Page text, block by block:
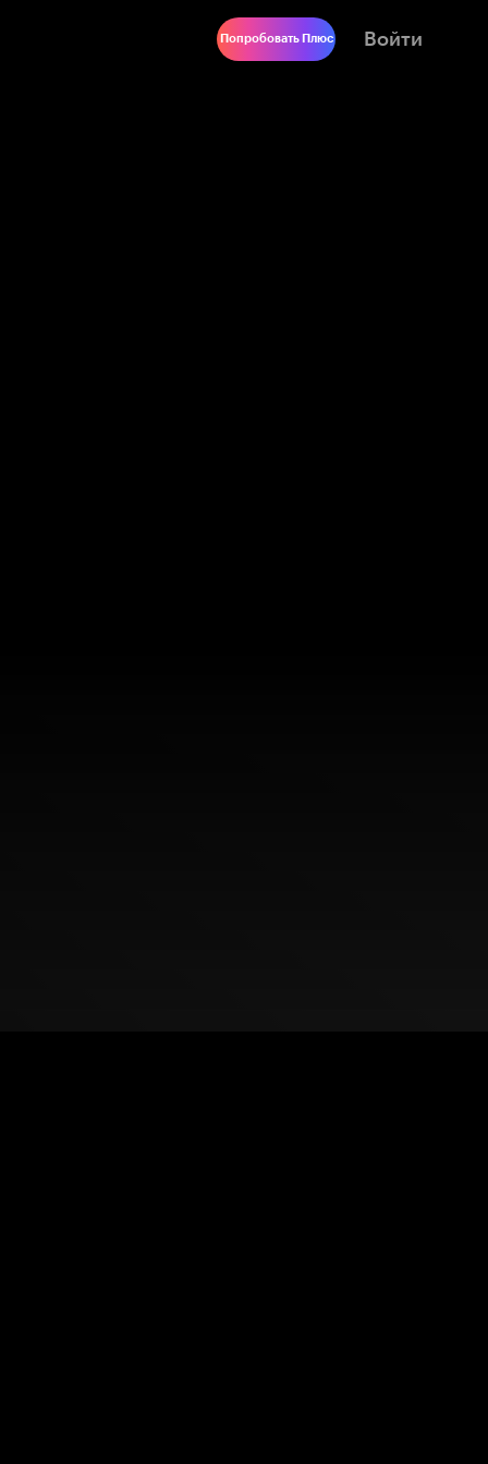
Попробовать Плюс Войти